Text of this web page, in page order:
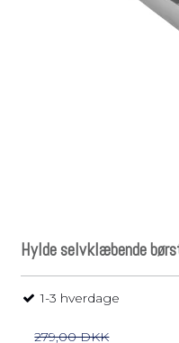
Hylde selvklæbende
1-3 hverdage
279,00 DKK